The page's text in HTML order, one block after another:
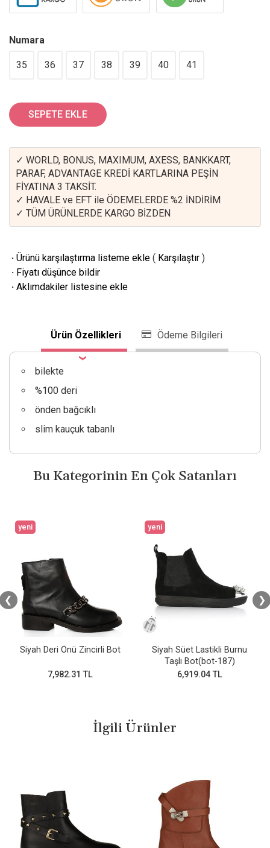
Numara
35 36 37 38 39 40 41
SEPETE EKLE
✓ WORLD, BONUS, MAXIMUM, AXESS, BANKKART,
PARAF, ADVANTAGE KREDİ KARTLARINA PEŞİN
FİYATINA 3 TAKSİT.
✓ HAVALE ve EFT ile ÖDEMELERDE %2 İNDİRİM
✓ TÜM ÜRÜNLERDE KARGO BİZDEN
· Ürünü karşılaştırma listeme ekle( Karşılaştır)
· Fiyatı düşünce bildir
· Aklımdakiler listesine ekle
Ürün Özellikleri Ödeme Bilgileri
bilekte
%100 deri
önden bağcıklı
slim kauçuk tabanlı
Bu Kategorinin En Çok Satanları
yeni
Siyah Deri Önü Zincirli Bot
7,982.31 TL
yeni
Siyah Süet Lastikli Burnu
Taşlı Bot(bot-187)
6,919.04 TL
❮ ❯
İlgili Ürünler